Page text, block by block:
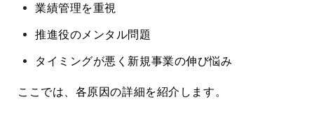
業績管理を重視
推進役のメンタル問題
タイミングが悪く新規事業の伸び悩み
ここでは、各原因の詳細を紹介します。